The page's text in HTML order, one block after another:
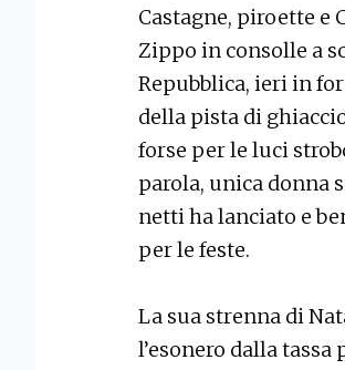
Castagne, piroette e
Zippo in consolle a
Repubblica, ieri in
della pista di
forse per le luci
parola, unica donna
netti ha lanciato e
per le feste.
La sua strenna di
l’esonero dalla